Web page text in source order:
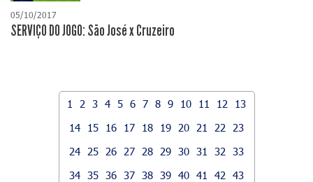
05/10/2017
SERVIÇO DO JOGO: São José x Cruzeiro
1 2 3 4 5 6 7 8 9 10 11 12
13
14
15 16 17 18 19 20 21 22
23
24
25 26 27 28 29 30 31 32
33
34 35 36 37 38 39 40 41 42
43